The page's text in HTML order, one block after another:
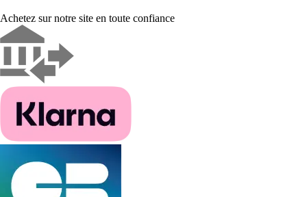
Achetez sur notre site en toute confiance